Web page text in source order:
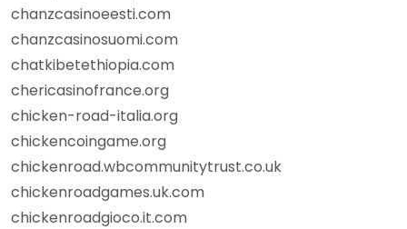
chanzcasinoeesti.com
chanzcasinosuomi.com
chatkibetethiopia.com
chericasinofrance.org
chicken-road-italia.org
chickencoingame.org
chickenroad.wbcommunitytrust.co.uk
chickenroadgames.uk.com
chickenroadgioco.it.com